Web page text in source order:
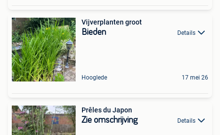
Vijverplanten groot
Bieden Details
Hooglede 17 mei 26
Prêles du Japon
Zie omschrijving Details